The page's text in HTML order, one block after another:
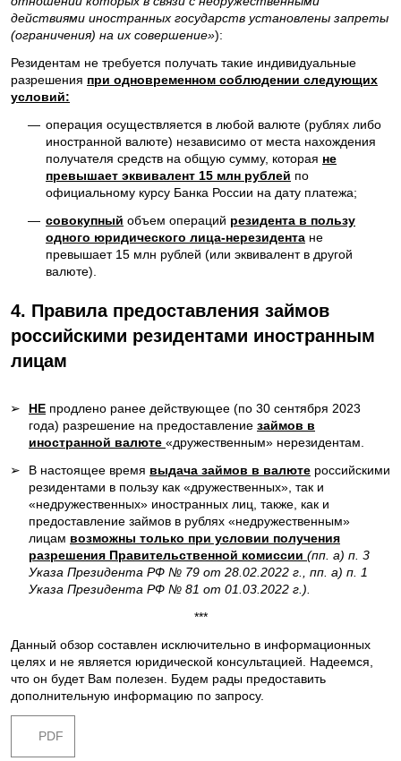
действиями иностранных государств установлены запреты
(ограничения) на их совершение»):
Резидентам не требуется получать такие индивидуальные
разрешения при одновременном соблюдении следующих
условий:
— операция осуществляется в любой валюте (рублях либо
иностранной валюте) независимо от места нахождения
получателя средств на общую сумму, которая не
превышает эквивалент 15 млн рублей по
официальному курсу Банка России на дату платежа;
— совокупный объем операций резидента в пользу
одного юридического лица-нерезидента не
превышает 15 млн рублей (или эквивалент в другой
валюте).
4. Правила предоставления займов
российскими резидентами иностранным
лицам
➢ НЕ продлено ранее действующее (по 30 сентября 2023
года) разрешение на предоставление займов в
иностранной валюте «дружественным» нерезидентам.
➢
В настоящее время выдача займов в валюте российскими
резидентами в пользу как «дружественных», так и
«недружественных» иностранных лиц, также, как и
предоставление займов в рублях «недружественным»
лицам возможны только при условии получения
разрешения Правительственной комиссии (пп. а) п. 3
Указа Президента РФ № 79 от 28.02.2022 г., пп. а) п. 1
Указа Президента РФ № 81 от 01.03.2022 г.).
***
Данный обзор составлен исключительно в информационных
целях и не является юридической консультацией. Надеемся,
что он будет Вам полезен. Будем рады предоставить
дополнительную информацию по запросу.
PDF